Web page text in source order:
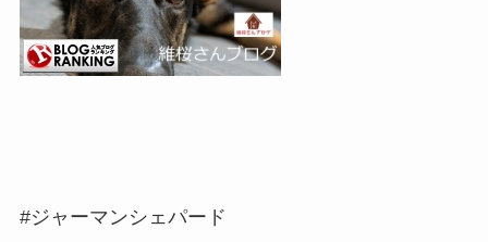
#ジャーマンシェパード